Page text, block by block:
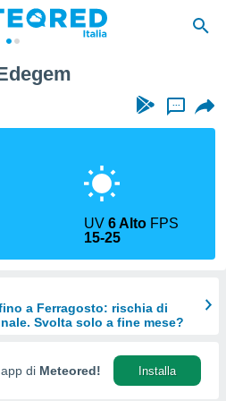
...
UV6 Alto FPS
15-25
a Ferragosto: rischia di
Svolta solo a fine mese?
di Meteored! Installa